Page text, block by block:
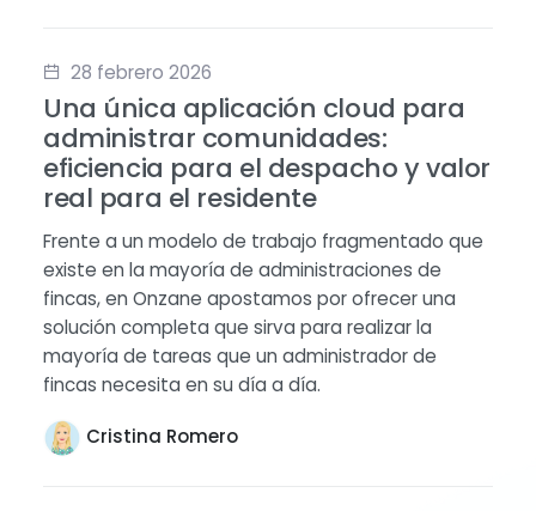
28 febrero 2026
Una única aplicación cloud para
administrar comunidades:
eficiencia para el despacho y valor
real para el residente
Frente a un modelo de trabajo fragmentado que
existe en la mayoría de administraciones de
fincas, en Onzane apostamos por ofrecer una
solución completa que sirva para realizar la
mayoría de tareas que un administrador de
fincas necesita en su día a día.
Cristina Romero